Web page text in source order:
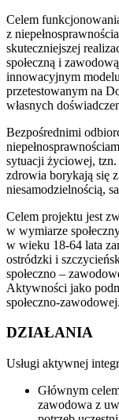
Celem
z
skuteczniejszej
społeczną i
innowacyjnym
przetestowanym na
własnych
Bezpośrednimi
sytuacji życiowej, tzn.
zdrowia borykają się
niesamodzielnością,
Celem projektu jest
w wymiarze
w wieku 18-64 lata
ostródzki i
społeczno –
Aktywności jako
społeczno-zawodowej.
DZIAŁANIA
Usługi aktywnej
Głównym
zawodowa z